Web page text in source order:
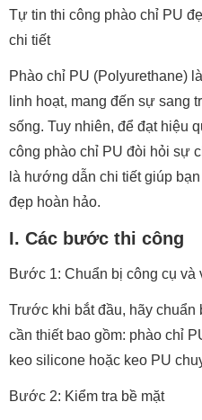
Tự tin thi công phào chỉ PU
chi tiết
Phào chỉ PU (Polyurethane)
linh hoạt, mang đến sự sang
sống. Tuy nhiên, để đạt hiệu
công phào chỉ PU đòi hỏi sự
là hướng dẫn chi tiết giúp
đẹp hoàn hảo.
I. Các bước thi công
Bước 1: Chuẩn bị công cụ và
Trước khi bắt đầu, hãy chuẩn
cần thiết bao gồm: phào chỉ
keo silicone hoặc keo PU
Bước 2: Kiểm tra bề mặt